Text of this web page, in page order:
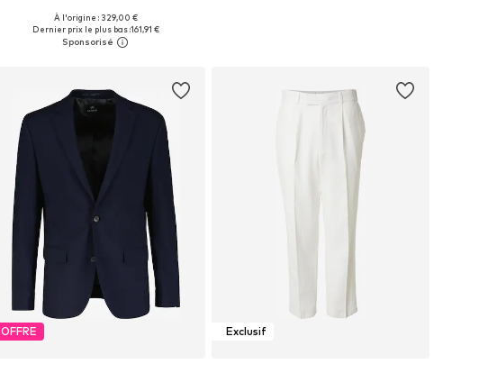
Tailles disponibles: 46, 48, 50, 52, 54, 56
Ajouter au panier
À l'origine : 329,00 €
Dernier prix le plus bas :161,91 €
OFFRE Exclusif